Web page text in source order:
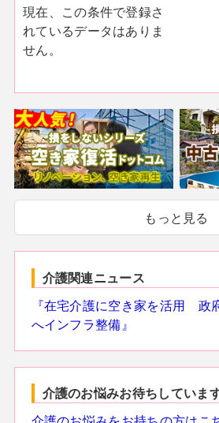
現在、この条件で登録さ
れているデータはありま
せん。
もっと見る
介護関連ニュース
『在宅介護に空き家を活用 政
へインフラ整備』
介護のお悩みお待ちしていま